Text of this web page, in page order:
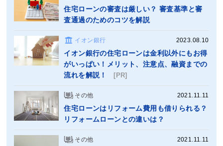
住宅ローンの審査は厳しい？ 審査基準と審
査通過のためのコツを解説
イオン銀行 2023.08.10
イオン銀行の住宅ローンは金利以外にもお得
がいっぱい！メリット、注意点、融資までの
流れを解説！
[PR]
その他 2021.11.11
住宅ローンはリフォーム費用も借りられる？
リフォームローンとの違いは？
その他 2021.11.11